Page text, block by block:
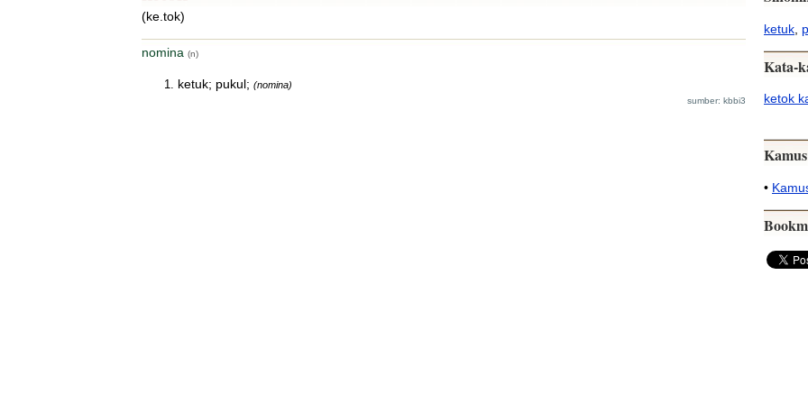
(ke.tok)
nomina (n)
ketuk; pukul; (nomina)
sumber: kbbi3
ketuk
Kata-
ketok
•